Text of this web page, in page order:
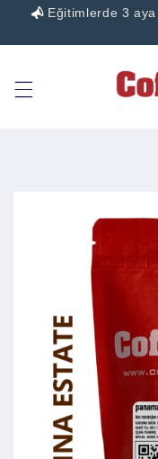
Eğitimlerde 3
İçeriğe